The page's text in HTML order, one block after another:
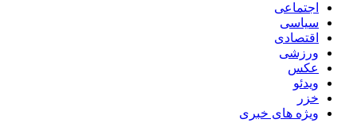
اجتماعی
سیاسی
اقتصادی
ورزشی
عکس
ویدئو
خزر
ویژه های خبری